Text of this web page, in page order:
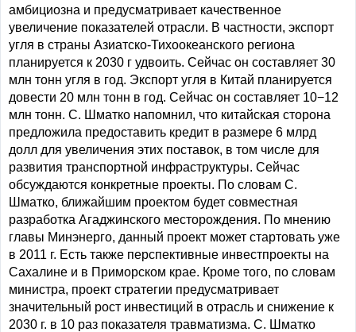
амбициозна и предусматривает качественное
увеличение показателей отрасли. В частности, экспорт
угля в страны Азиатско-Тихоокеанского региона
планируется к 2030 г удвоить. Сейчас он составляет 30
млн тонн угля в год. Экспорт угля в Китай планируется
довести 20 млн тонн в год. Сейчас он составляет 10−12
млн тонн. С. Шматко напомнил, что китайская сторона
предложила предоставить кредит в размере 6 млрд
долл для увеличения этих поставок, в том числе для
развития транспортной инфраструктуры. Сейчас
обсуждаются конкретные проекты. По словам С.
Шматко, ближайшим проектом будет совместная
разработка Агаджинского месторождения. По мнению
главы Минэнерго, данный проект может стартовать уже
в 2011 г. Есть также перспективные инвестпроекты на
Сахалине и в Приморском крае. Кроме того, по словам
министра, проект стратегии предусматривает
значительный рост инвестиций в отрасль и снижение к
2030 г. в 10 раз показателя травматизма. С. Шматко